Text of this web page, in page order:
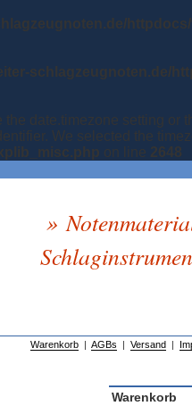
schlagzeugnoten.de/
date.timezone setting or
We selected the
on line 2648
»
Warenkorb | AGBs | Versand |
Warenkorb